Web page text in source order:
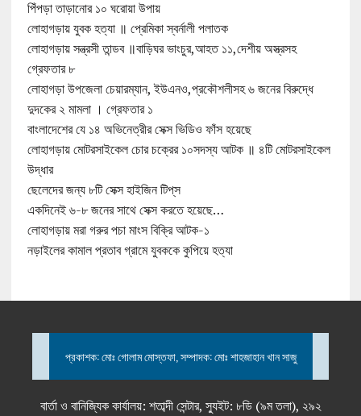
পিঁপড়া তাড়ানোর ১০ ঘরোয়া উপায়
লোহাগড়ায় যুবক হত্যা ॥ প্রেমিকা স্বর্নালী পলাতক
লোহাগড়ায় সন্ত্রসী তান্ডব ॥বাড়িঘর ভাংচুর,আহত ১১,দেশীয় অস্ত্রসহ
গ্রেফতার ৮
লোহাগড়া উপজেলা চেয়ারম্যান, ইউএনও,প্রকৌশলীসহ ৬ জনের বিরুদ্ধে
দুদকের ২ মামলা । গ্রেফতার ১
বাংলাদেশের যে ১৪ অভিনেত্রীর সেক্স ভিডিও ফাঁস হয়েছে
লোহাগড়ায় মোটরসাইকেল চোর চক্রের ১০সদস্য আটক ॥ ৪টি মোটরসাইকেল
উদ্ধার
ছেলেদের জন্য ৮টি সেক্স হাইজিন টিপ্‌স
একদিনেই ৬-৮ জনের সাথে সেক্স করতে হয়েছে…
লোহাগড়ায় মরা গরুর পচা মাংস বিক্রি আটক-১
নড়াইলের কামাল প্রতাব গ্রামে যুবককে কুপিয়ে হত্যা
প্রকাশক: মোঃ গোলাম মোস্তফা, সম্পাদক: মোঃ শাহজাহান খান সাজু
বার্তা ও বানিজ্যিক কার্যালয়: শতাব্দী সেন্টার, স্যুইট: ৮ডি (৯ম তলা), ২৯২